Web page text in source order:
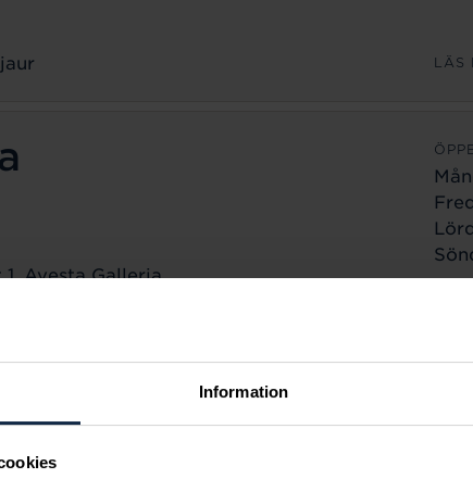
Information
LÄS
Avesta Galleria